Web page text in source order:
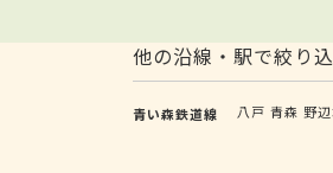
他の沿線・駅で絞り
青い森鉄道線 八戸 青森 野